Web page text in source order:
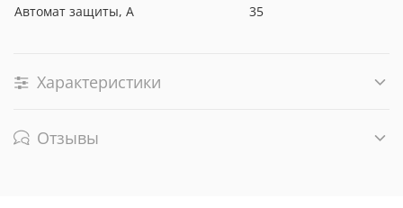
Автомат защиты, А
35
Характеристики
Отзывы